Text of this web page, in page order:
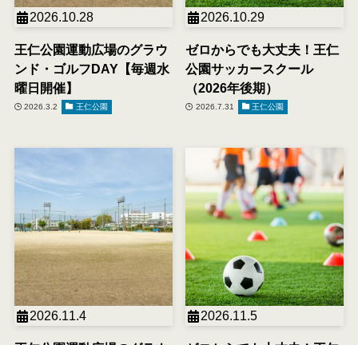
2026.10.28
王仁公園運動広場のグラウ
ンド・ゴルフDAY【毎週水
曜日開催】
2026.3.2 王仁公園
2026.10.29
ゼロからでも大丈夫！王仁
公園サッカースクール
（2026年後期）
2026.7.31 王仁公園
2026.11.4 2026.11.5